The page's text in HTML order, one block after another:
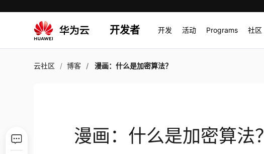
开发者 开发 活动 Programs 社区
云社区 博客 漫画：什么是加密算法？
漫画：什么是加密算法？